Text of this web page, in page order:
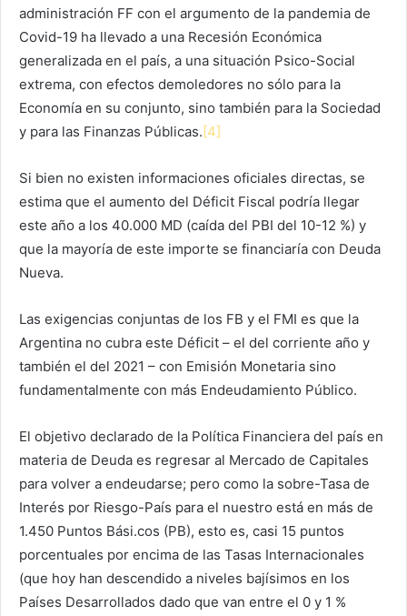
administración FF con el argumento de la pandemia de
Covid-19 ha llevado a una Recesión Económica
generalizada en el país, a una situación Psico-Social
extrema, con efectos demoledores no sólo para la
Economía en su conjunto, sino también para la Sociedad
y para las Finanzas Públicas.[4]
Si bien no existen informaciones oficiales directas, se
estima que el aumento del Déficit Fiscal podría llegar
este año a los 40.000 MD (caída del PBI del 10-12 %) y
que la mayoría de este importe se financiaría con Deuda
Nueva.
Las exigencias conjuntas de los FB y el FMI es que la
Argentina no cubra este Déficit – el del corriente año y
también el del 2021 – con Emisión Monetaria sino
fundamentalmente con más Endeudamiento Público.
El objetivo declarado de la Política Financiera del país en
materia de Deuda es regresar al Mercado de Capitales
para volver a endeudarse; pero como la sobre-Tasa de
Interés por Riesgo-País para el nuestro está en más de
1.450 Puntos Bási.cos (PB), esto es, casi 15 puntos
porcentuales por encima de las Tasas Internacionales
(que hoy han descendido a niveles bajísimos en los
Países Desarrollados dado que van entre el 0 y 1 %